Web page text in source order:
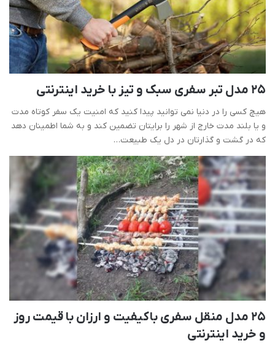
25 مدل تبر سفری سبک و تیز با خرید اینترنتی
هیچ کسی را در دنیا نمی توانید پیدا کنید که امنیت یک سفر کوتاه مدت
و یا بلند مدت خارج از شهر را برایتان تضمین کند و به شما اطمینان دهد
که در گشت و گذارتان در دل یک طبیعت…
25 مدل منقل سفری باکیفیت و ارزان با قیمت روز
و خرید اینترنتی